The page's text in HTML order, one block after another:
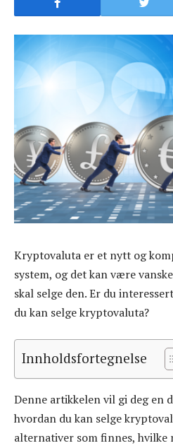
Kryptovaluta er et nytt og
system, og det kan være
skal selge den. Er du
du kan selge kryptovaluta?
Innholdsfortegnelse
Denne artikkelen vil gi deg en
hvordan du kan selge
alternativer som finnes,